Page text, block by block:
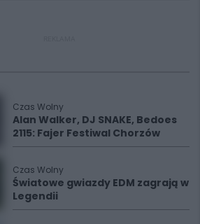
Czas Wolny
Alan Walker, DJ SNAKE, Bedoes
2115: Fajer Festiwal Chorzów
Czas Wolny
Światowe gwiazdy EDM zagrają w
Legendii